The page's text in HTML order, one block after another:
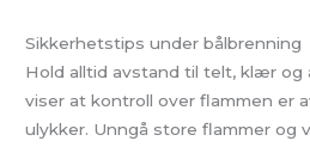
Sikkerhetstips under bålbrenning
Hold alltid avstand til telt, klær og
viser at kontroll over flammen er
ulykker. Unngå store flammer og